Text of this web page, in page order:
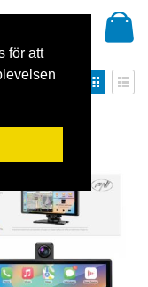
för att
Visa
som